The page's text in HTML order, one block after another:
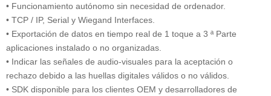
• Funcionamiento autónomo sin necesidad de ordenador.
• TCP / IP, Serial y Wiegand Interfaces.
• Exportación de datos en tiempo real de 1 toque a 3 ª Parte
aplicaciones instalado o no organizadas.
• Indicar las señales de audio-visuales para la aceptación o
rechazo debido a las huellas digitales válidos o no válidos.
• SDK disponible para los clientes OEM y desarrolladores de